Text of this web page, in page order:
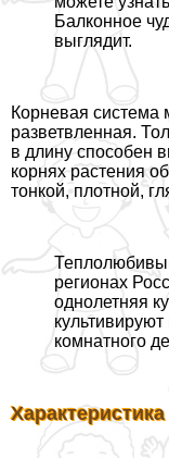
Балконное
выглядит.
Корневая система
разветвленная.
в длину способен
корнях растения
тонкой, плотной,
регионах
однолетняя
комнатного
Хаpaктеристика